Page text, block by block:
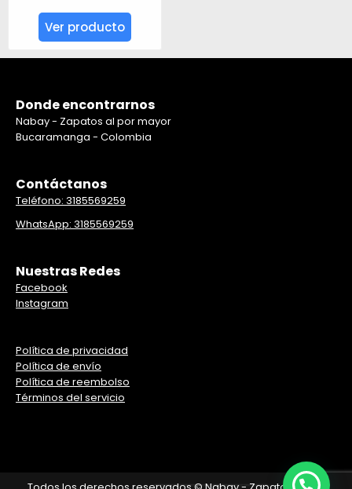
Ver producto
Donde encontrarnos
Nabay - Zapatos al por mayor
Bucaramanga - Colombia
Contáctanos
Teléfono: 3185569259
WhatsApp: 3185569259
Nuestras Redes
Facebook
Instagram
Política de privacidad
Política de envío
Política de reembolso
Términos del servicio
¡Asesor en linea!